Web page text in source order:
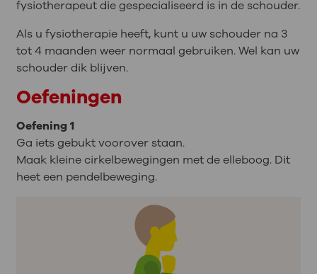
fysiotherapeut die gespecialiseerd is in de schouder.
Als u fysiotherapie heeft, kunt u uw schouder na 3
tot 4 maanden weer normaal gebruiken. Wel kan uw
schouder dik blijven.
Oefeningen
Oefening 1
Ga iets gebukt voorover staan.
Maak kleine cirkelbewegingen met de elleboog. Dit
heet een pendelbeweging.